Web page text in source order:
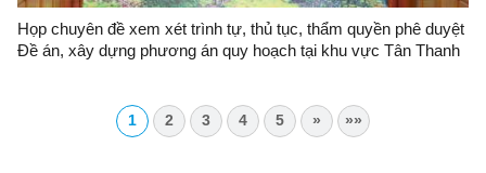
Họp chuyên đề xem xét trình tự, thủ tục, thẩm quyền phê duyệt
Đề án, xây dựng phương án quy hoạch tại khu vực Tân Thanh
1 2 3 4 5 » »»